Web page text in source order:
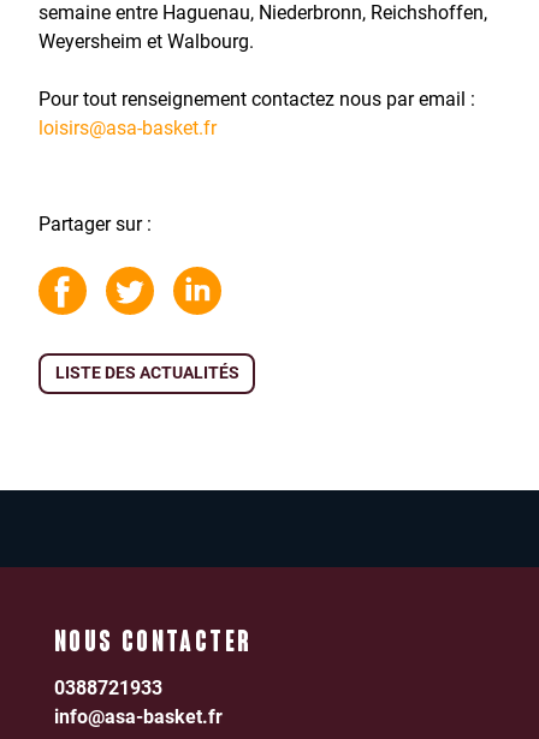
semaine entre Haguenau, Niederbronn, Reichshoffen,
Weyersheim et Walbourg.
Pour tout renseignement contactez nous par email :
loisirs@asa-basket.fr
Partager sur :
LISTE DES ACTUALITÉS
NOUS CONTACTER
0388721933
info@asa-basket.fr